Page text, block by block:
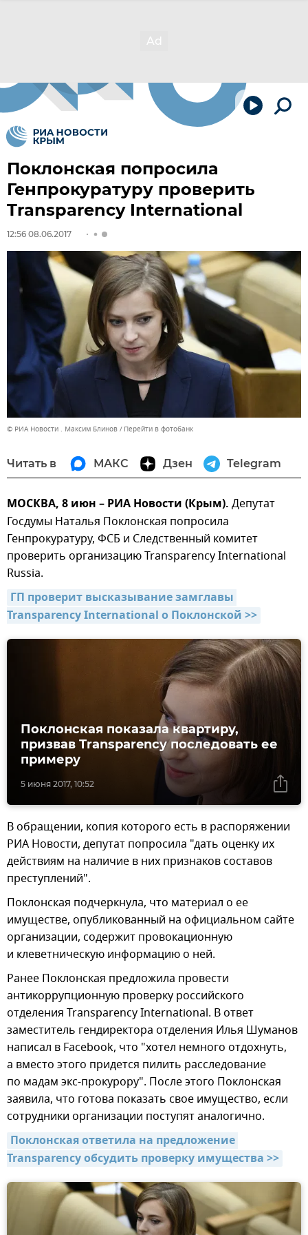
Поклонская попросила
Генпрокуратуру проверить
Transparency International
12:56 08.06.2017
© РИА Новости . Максим Блинов Перейти в фотобанк
Читать в МАКС Дзен Telegram
МОСКВА, 8 июн – РИА Новости (Крым). Депутат
Госдумы Наталья Поклонская попросила
Генпрокуратуру, ФСБ и Следственный комитет
проверить организацию Transparency International
Russia.
ГП проверит высказывание замглавы
Transparency International о Поклонской >>
5 июня 2017, 10:52
Поклонская показала квартиру,
призвав Transparency последовать ее
примеру
В обращении, копия которого есть в распоряжении
РИА Новости, депутат попросила "дать оценку их
действиям на наличие в них признаков составов
преступлений".
Поклонская подчеркнула, что материал о ее
имуществе, опубликованный на официальном сайте
организации, содержит провокационную
и клеветническую информацию о ней.
Ранее Поклонская предложила провести
антикоррупционную проверку российского
отделения Transparency International. В ответ
заместитель гендиректора отделения Илья Шуманов
написал в Facebook, что "хотел немного отдохнуть,
а вместо этого придется пилить расследование
по мадам экс-прокурору". После этого Поклонская
заявила, что готова показать свое имущество, если
сотрудники организации поступят аналогично.
Поклонская ответила на предложение
Transparency обсудить проверку имущества >>